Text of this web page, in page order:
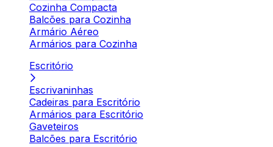
Cozinha Compacta
Balcões para Cozinha
Armário Aéreo
Armários para Cozinha
Escritório
Escrivaninhas
Cadeiras para Escritório
Armários para Escritório
Gaveteiros
Balcões para Escritório